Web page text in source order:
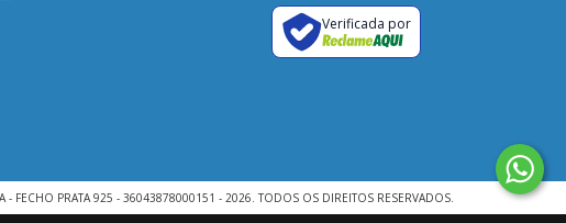
Verificada por
- FECHO PRATA 925 - 36043878000151 - 2026. TODOS OS DIREITOS RESERVADOS.